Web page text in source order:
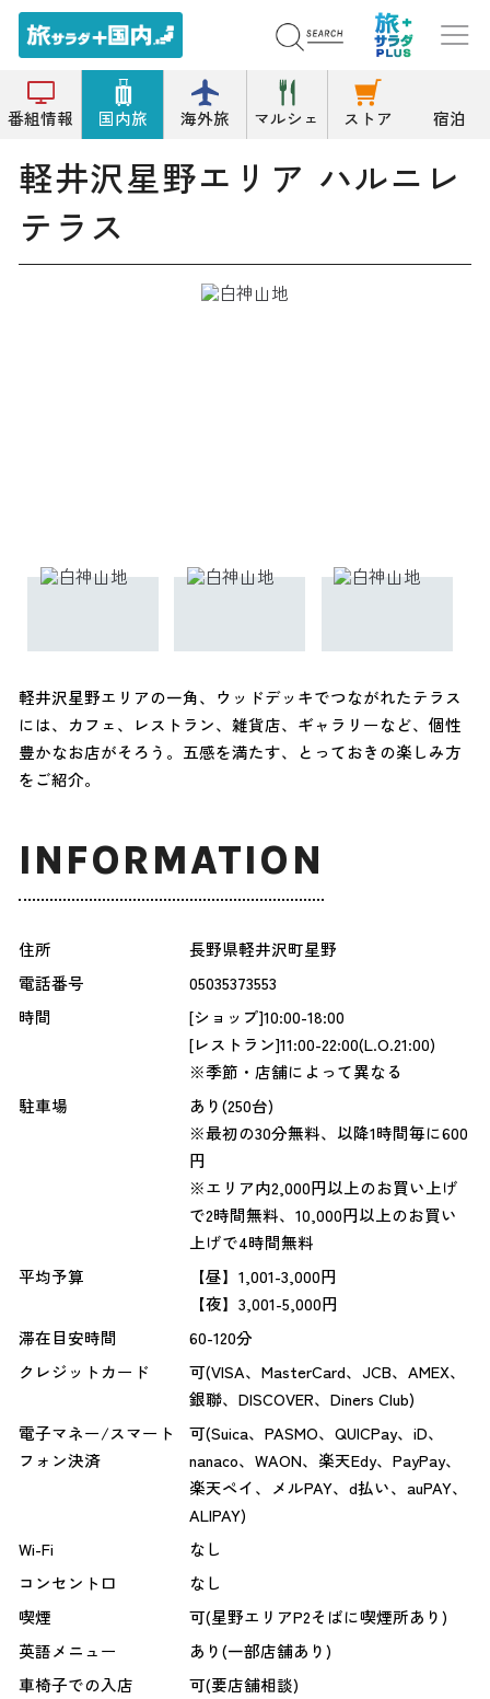
番組情報 国内旅 海外旅 マルシェ ストア 宿泊
トップ 複合施設/商業施設 軽井沢星野エリア ハルニレテラス
軽井沢星野エリア ハルニレ
テラス
軽井沢星野エリアの一角、ウッドデッキでつながれたテラス
には、カフェ、レストラン、雑貨店、ギャラリーなど、個性
豊かなお店がそろう。五感を満たす、とっておきの楽しみ方
をご紹介。
INFORMATION
住所
長野県軽井沢町星野
電話番号
05035373553
時間
[ショップ]10:00-18:00
[レストラン]11:00-22:00(L.O.21:00)
※季節・店舗によって異なる
駐車場
あり(250台)
※最初の30分無料、以降1時間毎に600
円
※エリア内2,000円以上のお買い上げ
で2時間無料、10,000円以上のお買い
上げで4時間無料
平均予算
【昼】1,001-3,000円
【夜】3,001-5,000円
滞在目安時間
60-120分
クレジットカード
可(VISA、MasterCard、JCB、AMEX、
銀聯、DISCOVER、Diners Club)
電子マネー/スマート
フォン決済
可(Suica、PASMO、QUICPay、iD、
nanaco、WAON、楽天Edy、PayPay、
楽天ペイ、メルPAY、d払い、auPAY、
ALIPAY)
Wi-Fi
なし
コンセント口
なし
喫煙
可(星野エリアP2そばに喫煙所あり)
英語メニュー
あり(一部店舗あり)
車椅子での入店
可(要店舗相談)